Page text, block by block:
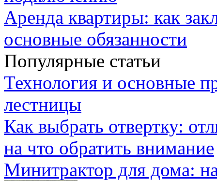
Аренда квартиры: как
основные обязанности
Популярные статьи
Технология и основные
лестницы
Как выбрать отвертку:
на что обратить внимание
Минитрактор для дома: